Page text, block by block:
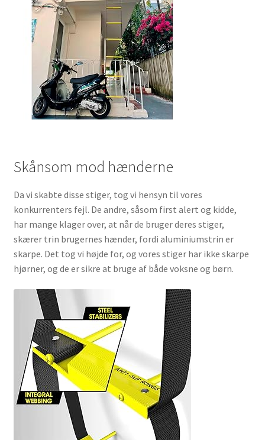
Skånsom mod hænderne
Da vi skabte disse stiger, tog vi hensyn til vores
konkurrenters fejl. De andre, såsom first alert og kidde,
har mange klager over, at når de bruger deres stiger,
skærer trin brugernes hænder, fordi aluminiumstrin er
skarpe. Det tog vi højde for, og vores stiger har ikke skarpe
hjørner, og de er sikre at bruge af både voksne og børn.